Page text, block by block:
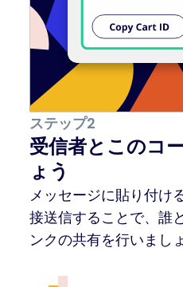
ステップ2
受信者とこのコ
ょう
メッセージに貼り付け
接送信することで、誰
ンクの共有を行いましょ